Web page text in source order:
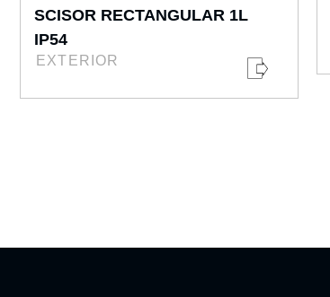
SCISOR RECTANGULAR 1L
IP54
EXTERIOR